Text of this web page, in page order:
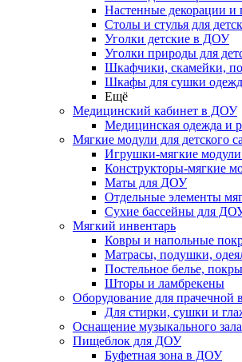
Настенные декорации
Столы и стулья для
Уголки детские в ДОУ
Уголки природы для
Шкафчики, скамейки,
Шкафы для сушки
Ещё
Медицинский кабинет в ДОУ
Медицинская одежда и
Мягкие модули для детского
Игрушки-мягкие
Конструкторы-мягкие
Маты для ДОУ
Отдельные элементы
Сухие бассейны для
Мягкий инвентарь
Ковры и напольные
Матрасы, подушки,
Постельное белье,
Шторы и ламбрекены
Оборудование для
Для стирки, сушки и
Оснащение музыкального
Пищеблок для ДОУ
Буфетная зона в ДОУ